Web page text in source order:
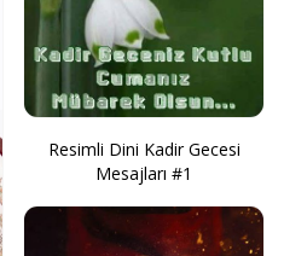
Resimli Dini Kadir Gecesi
Mesajları #1